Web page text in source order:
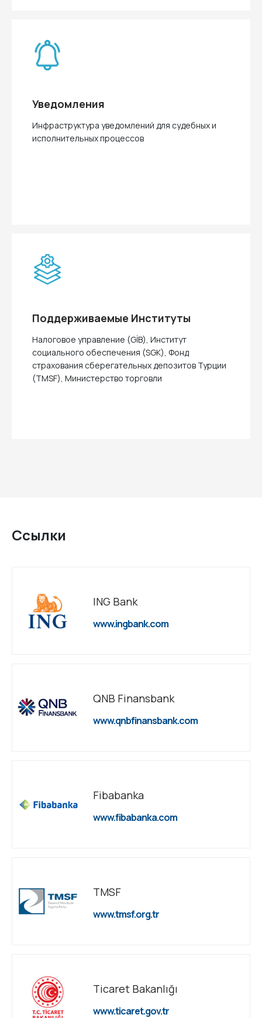
Уведомления
Инфраструктура уведомлений для судебных и
исполнительных процессов
Поддерживаемые Институты
Налоговое управление (GİB), Институт
социального обеспечения (SGK), Фонд
страхования сберегательных депозитов Турции
(TMSF), Министерство торговли
Ссылки
ING Bank
www.ingbank.com
QNB Finansbank
www.qnbfinansbank.com
Fibabanka
www.fibabanka.com
TMSF
www.tmsf.org.tr
Ticaret Bakanlığı
www.ticaret.gov.tr